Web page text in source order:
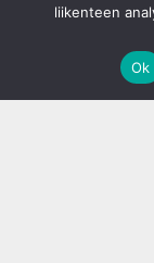
liikenteen
Ok